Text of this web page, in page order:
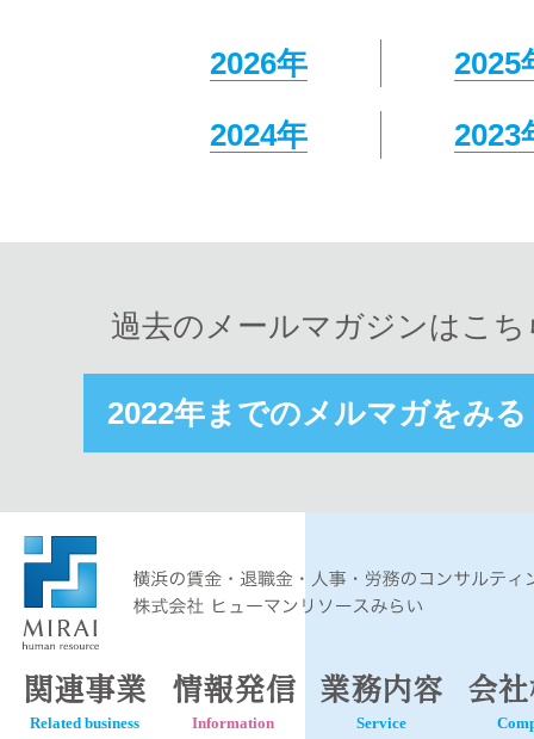
2026年 2025
2024年 2023
過去のメールマガジンはこ
2022年までのメルマガをみる
関連事業
Related business
情報発信
Information
業務内容
Service
会